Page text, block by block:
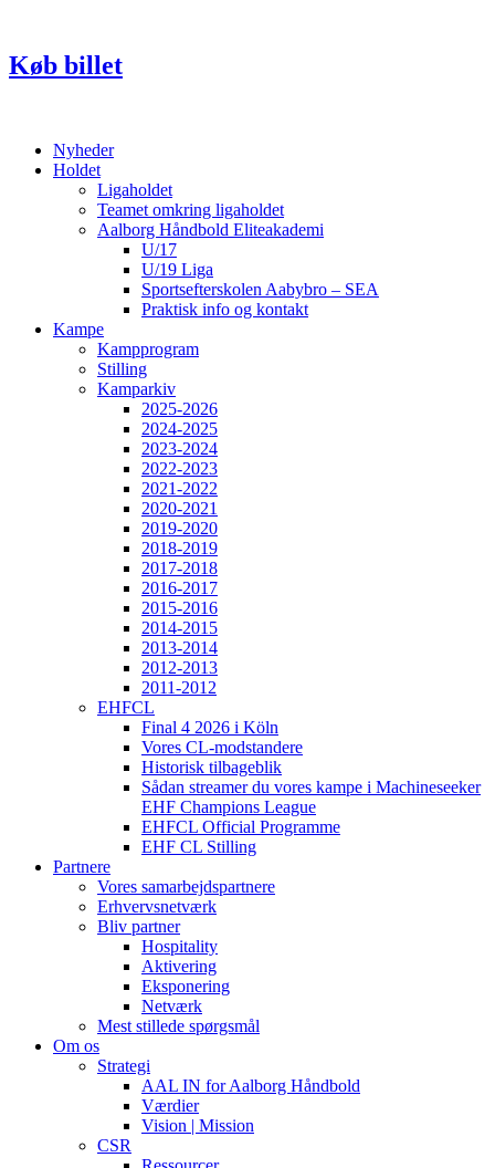
indhold
Køb billet
Nyheder
Holdet
Ligaholdet
Teamet omkring ligaholdet
Aalborg Håndbold Eliteakademi
U/17
U/19 Liga
Sportsefterskolen Aabybro – SEA
Praktisk info og kontakt
Kampe
Kampprogram
Stilling
Kamparkiv
2025-2026
2024-2025
2023-2024
2022-2023
2021-2022
2020-2021
2019-2020
2018-2019
2017-2018
2016-2017
2015-2016
2014-2015
2013-2014
2012-2013
2011-2012
EHFCL
Final 4 2026 i Köln
Vores CL-modstandere
Historisk tilbageblik
Sådan streamer du vores kampe i Machineseeker
EHF Champions League
EHFCL Official Programme
EHF CL Stilling
Partnere
Vores samarbejdspartnere
Erhvervsnetværk
Bliv partner
Hospitality
Aktivering
Eksponering
Netværk
Mest stillede spørgsmål
Om os
Strategi
AAL IN for Aalborg Håndbold
Værdier
Vision | Mission
CSR